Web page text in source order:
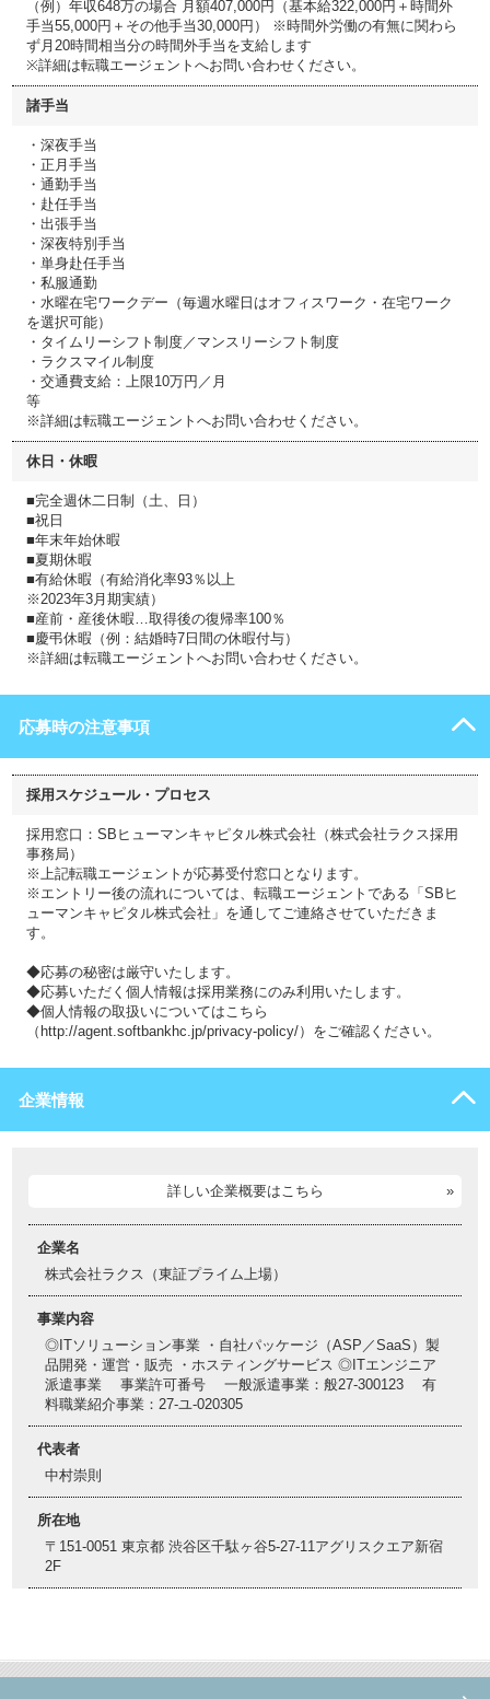
（例）年収648万の場合 月額407,000円（基本給322,000円＋時間外
手当55,000円＋その他手当30,000円） ※時間外労働の有無に関わら
ず月20時間相当分の時間外手当を支給します
※詳細は転職エージェントへお問い合わせください。
諸手当
・深夜手当
・正月手当
・通勤手当
・赴任手当
・出張手当
・深夜特別手当
・単身赴任手当
・私服通勤
・水曜在宅ワークデー（毎週水曜日はオフィスワーク・在宅ワーク
を選択可能）
・タイムリーシフト制度／マンスリーシフト制度
・ラクスマイル制度
・交通費支給：上限10万円／月
等
※詳細は転職エージェントへお問い合わせください。
休日・休暇
■完全週休二日制（土、日）
■祝日
■年末年始休暇
■夏期休暇
■有給休暇（有給消化率93％以上
※2023年3月期実績）
■産前・産後休暇…取得後の復帰率100％
■慶弔休暇（例：結婚時7日間の休暇付与）
※詳細は転職エージェントへお問い合わせください。
応募時の注意事項
採用スケジュール・プロセス
採用窓口：SBヒューマンキャピタル株式会社（株式会社ラクス採用
事務局）
※上記転職エージェントが応募受付窓口となります。
※エントリー後の流れについては、転職エージェントである「SBヒ
ューマンキャピタル株式会社」を通してご連絡させていただきま
す。
◆応募の秘密は厳守いたします。
◆応募いただく個人情報は採用業務にのみ利用いたします。
◆個人情報の取扱いについてはこちら
（http://agent.softbankhc.jp/privacy-policy/）をご確認ください。
企業情報
詳しい企業概要はこちら
企業名
株式会社ラクス（東証プライム上場）
事業内容
◎ITソリューション事業 ・自社パッケージ（ASP／SaaS）製
品開発・運営・販売 ・ホスティングサービス ◎ITエンジニア
派遣事業 事業許可番号 一般派遣事業：般27-300123 有
料職業紹介事業：27-ユ-020305
代表者
中村崇則
所在地
〒151-0051 東京都 渋谷区千駄ヶ谷5-27-11アグリスクエア新宿
2F